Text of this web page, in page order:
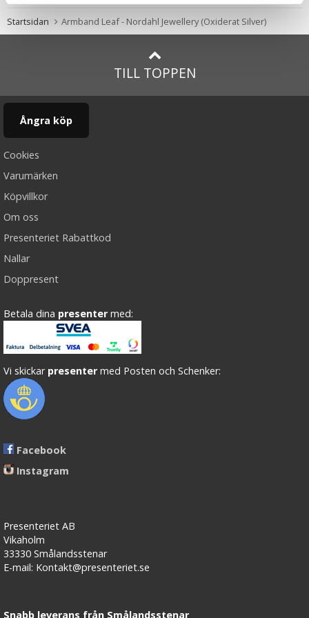
Startsidan Armband Leaf - Nordahl Jewellery (Oxiderat Silver)
TILL TOPPEN
Ångra köp
Cookies
Varumärken
Köpvillkor
Om oss
Presenteriet Rabattkod
Nallar
Doppresent
Betala dina presenter med:
Vi skickar presenter med Posten och Schenker:
Facebook
Instagram
Presenteriet AB
Vikaholm
33330 Smålandsstenar
E-mail: Kontakt@presenteriet.se
Snabb leverans från Smålandsstenar